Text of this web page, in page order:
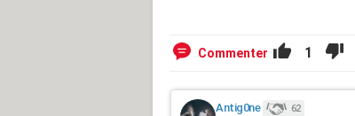
Commenter 1
Antig0ne 62